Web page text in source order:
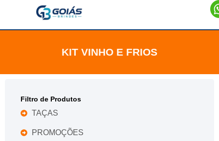
KIT VINHO E FRIOS
Filtro de Produtos
TAÇAS
PROMOÇÕES